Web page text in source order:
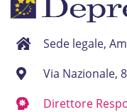
Sede legale,
Via Nazionale,
Direttore